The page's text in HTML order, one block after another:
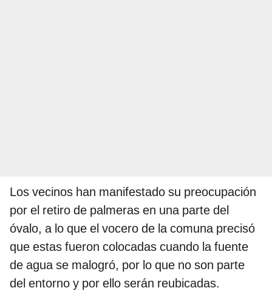
Los vecinos han manifestado su preocupación
por el retiro de palmeras en una parte del
óvalo, a lo que el vocero de la comuna precisó
que estas fueron colocadas cuando la fuente
de agua se malogró, por lo que no son parte
del entorno y por ello serán reubicadas.